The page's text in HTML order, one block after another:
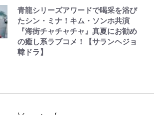
青龍シリーズアワードで喝采を浴び
たシン・ミナ！キム・ソンホ共演
『海街チャチャチャ』真夏にお勧め
の癒し系ラブコメ！【サランヘジョ
韓ドラ】